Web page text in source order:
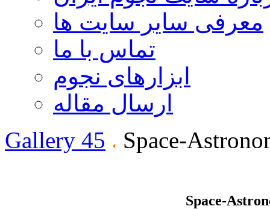
معرفی سایر سایت ها
تماس با ما
ابزارهای نجوم
ارسال مقاله
Gallery 45
Space-
Space-